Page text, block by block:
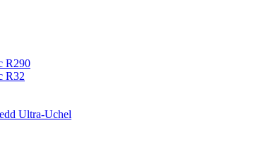
R290
R32
Ultra-Uchel